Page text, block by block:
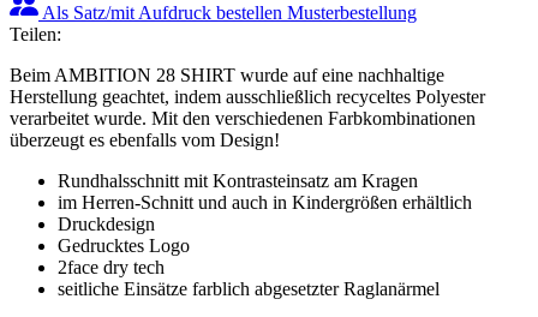
Als Satz/mit Aufdruck bestellen Musterbestellung
Teilen:
Beim AMBITION 28 SHIRT wurde auf eine nachhaltige
Herstellung geachtet, indem ausschließlich recyceltes Polyester
verarbeitet wurde. Mit den verschiedenen Farbkombinationen
überzeugt es ebenfalls vom Design!
Rundhalsschnitt mit Kontrasteinsatz am Kragen
im Herren-Schnitt und auch in Kindergrößen erhältlich
Druckdesign
Gedrucktes Logo
2face dry tech
seitliche Einsätze farblich abgesetzter Raglanärmel